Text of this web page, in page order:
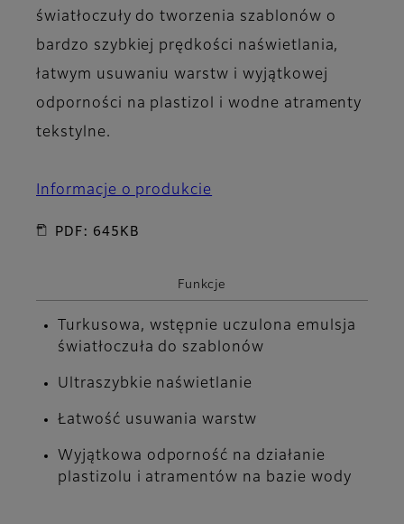
światłoczuły do tworzenia szablonów o
bardzo szybkiej prędkości naświetlania,
łatwym usuwaniu warstw i wyjątkowej
odporności na plastizol i wodne atramenty
tekstylne.
Informacje o produkcie
PDF: 645KB
Funkcje
Turkusowa, wstępnie uczulona emulsja
światłoczuła do szablonów
Ultraszybkie naświetlanie
Łatwość usuwania warstw
Wyjątkowa odporność na działanie
plastizolu i atramentów na bazie wody